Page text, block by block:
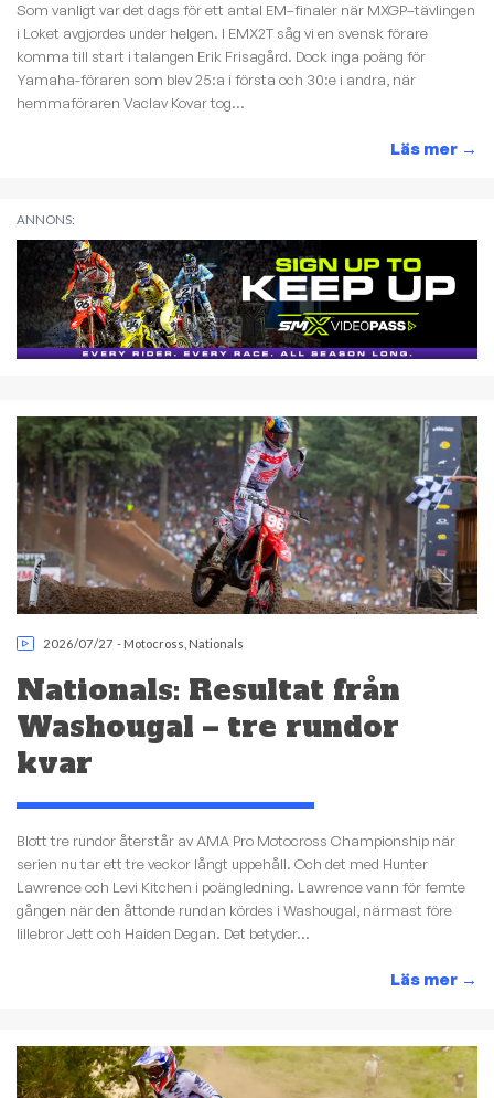
Som vanligt var det dags för ett antal EM–finaler när MXGP–tävlingen
i Loket avgjordes under helgen. I EMX2T såg vi en svensk förare
komma till start i talangen Erik Frisagård. Dock inga poäng för
Yamaha-föraren som blev 25:a i första och 30:e i andra, när
hemmaföraren Vaclav Kovar tog...
Läs mer →
ANNONS:
2026/07/27 - Motocross Nationals
Nationals: Resultat från
Washougal – tre rundor
kvar
Blott tre rundor återstår av AMA Pro Motocross Championship när
serien nu tar ett tre veckor långt uppehåll. Och det med Hunter
Lawrence och Levi Kitchen i poängledning. Lawrence vann för femte
gången när den åttonde rundan kördes i Washougal, närmast före
lillebror Jett och Haiden Degan. Det betyder...
Läs mer →